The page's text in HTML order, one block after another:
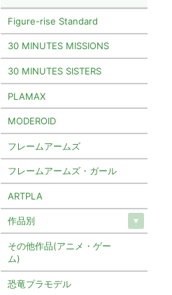
Figure-rise Standard
30 MINUTES MISSIONS
30 MINUTES SISTERS
PLAMAX
MODEROID
フレームアームズ
フレームアームズ・ガール
ARTPLA
作品別
その他作品(アニメ・ゲー
ム)
恐竜プラモデル